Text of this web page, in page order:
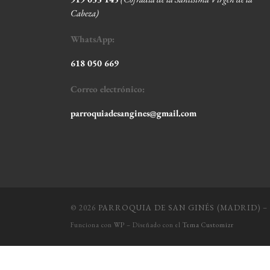
Cabeza)
WhatsApp:
618 050 669
Correo electrónico:
parroquiadesangines@gmail.com
© 2026 PARROQUIA DE SAN GINÉS (MADRID) –
Funciona con WP – Diseñado con el Tema Customizr